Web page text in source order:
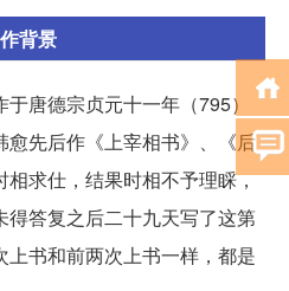
背景
唐德宗贞元十一年（795）
先后作《上宰相书》、《后
求仕，结果时相不予理睬，
答复之后二十九天写了这第
书和前两次上书一样，都是